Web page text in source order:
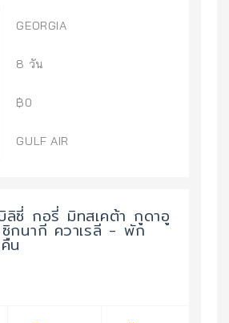
GEORGIA
8 วัน
฿0
GULF AIR
ลิซี่ กอรี่ มิทสเคต้า กูดาอู
กนากี ควาเรลี - พัก
น